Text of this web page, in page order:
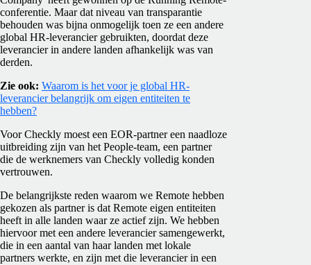
conferentie. Maar dat niveau van transparantie
behouden was bijna onmogelijk toen ze een andere
global HR-leverancier gebruikten, doordat deze
leverancier in andere landen afhankelijk was van
derden.
Zie ook: Waarom is het voor je global HR-
leverancier belangrijk om eigen entiteiten te
hebben?
Voor Checkly moest een EOR-partner een naadloze
uitbreiding zijn van het People-team, een partner
die de werknemers van Checkly volledig konden
vertrouwen.
De belangrijkste reden waarom we Remote hebben
gekozen als partner is dat Remote eigen entiteiten
heeft in alle landen waar ze actief zijn. We hebben
hiervoor met een andere leverancier samengewerkt,
die in een aantal van haar landen met lokale
partners werkte, en zijn met die leverancier in een